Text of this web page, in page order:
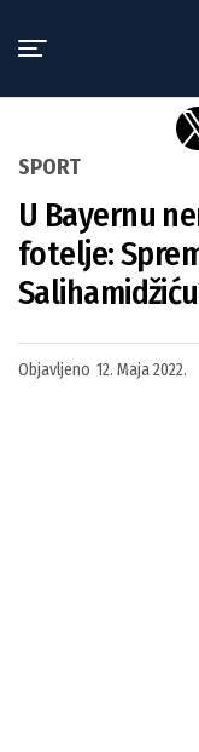
SPORT
U Bayernu
fotelje:
Objavljeno 12. Maja 2022.